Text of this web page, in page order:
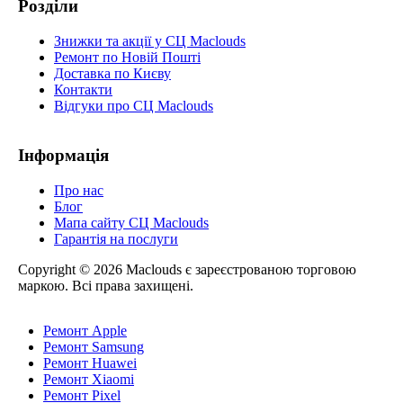
Розділи
Знижки та акції у СЦ Maclouds
Ремонт по Новій Пошті
Доставка по Києву
Контакти
Відгуки про СЦ Maclouds
Інформація
Про нас
Блог
Мапа сайту СЦ Maclouds
Гарантія на послуги
Copyright © 2026 Maclouds є зареєстрованою торговою
маркою. Всі права захищені.
Ремонт Apple
Ремонт Samsung
Ремонт Huawei
Ремонт Xiaomi
Ремонт Pixel